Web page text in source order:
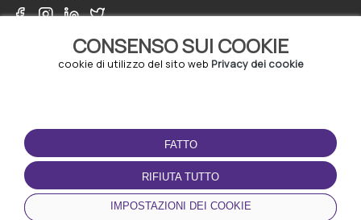
CONSENSO SUI COOKIE
cookie di utilizzo del sito web Privacy dei cookie
FATTO
RIFIUTA TUTTO
IMPOSTAZIONI DEI COOKIE
CONDIZIONI D'USO
Termini e Condizioni
Politica sulla riservatezza
Gestione dei Cookie
SCARICA L'APP